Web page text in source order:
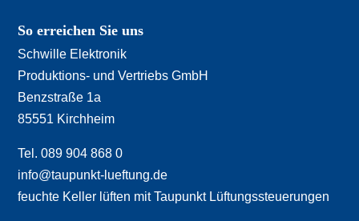
So erreichen Sie uns
Schwille Elektronik
Produktions- und Vertriebs GmbH
Benzstraße 1a
85551 Kirchheim
Tel. 089 904 868 0
info@taupunkt-lueftung.de
feuchte Keller lüften mit Taupunkt Lüftungssteuerungen